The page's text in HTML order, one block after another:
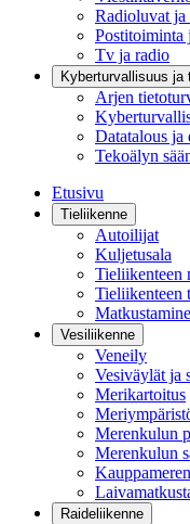
Radioluvat ja
Postitoiminta
Tv ja radio
Kyberturvallisuus ja
Arjen
Datatalous ja
Tekoälyn
Etusivu
Tieliikenne
Autoilijat
Kuljetusala
Tieliikenteen
Tieliikenteen
Vesiliikenne
Veneily
Vesiväylät ja
Merikartoitus
Merenkulun
Merenkulun
Raideliikenne